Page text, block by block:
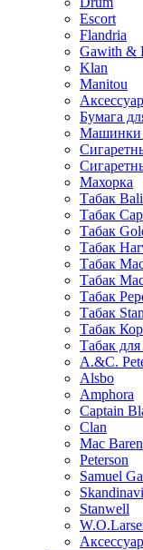
Escort
Flandria
Gawith &
Klan
Manitou
Бумага
Машинки
Махорка
Табак
Табак
Табак
Табак
Табак
Табак
Табак
Табак
Табак
Табак
A.&C.
Alsbo
Amphora
Captain
Clan
Mac Baren
Peterson
Samuel
Stanwell